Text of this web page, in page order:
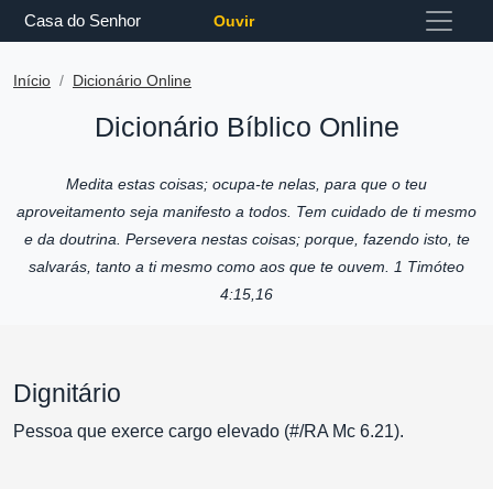
Casa do Senhor Ouvir
Início Dicionário Online
Dicionário Bíblico Online
Medita estas coisas; ocupa-te nelas, para que o teu
aproveitamento seja manifesto a todos. Tem cuidado de ti mesmo
e da doutrina. Persevera nestas coisas; porque, fazendo isto, te
salvarás, tanto a ti mesmo como aos que te ouvem. 1 Timóteo
4:15,16
Dignitário
Pessoa que exerce cargo elevado (#/RA Mc 6.21).